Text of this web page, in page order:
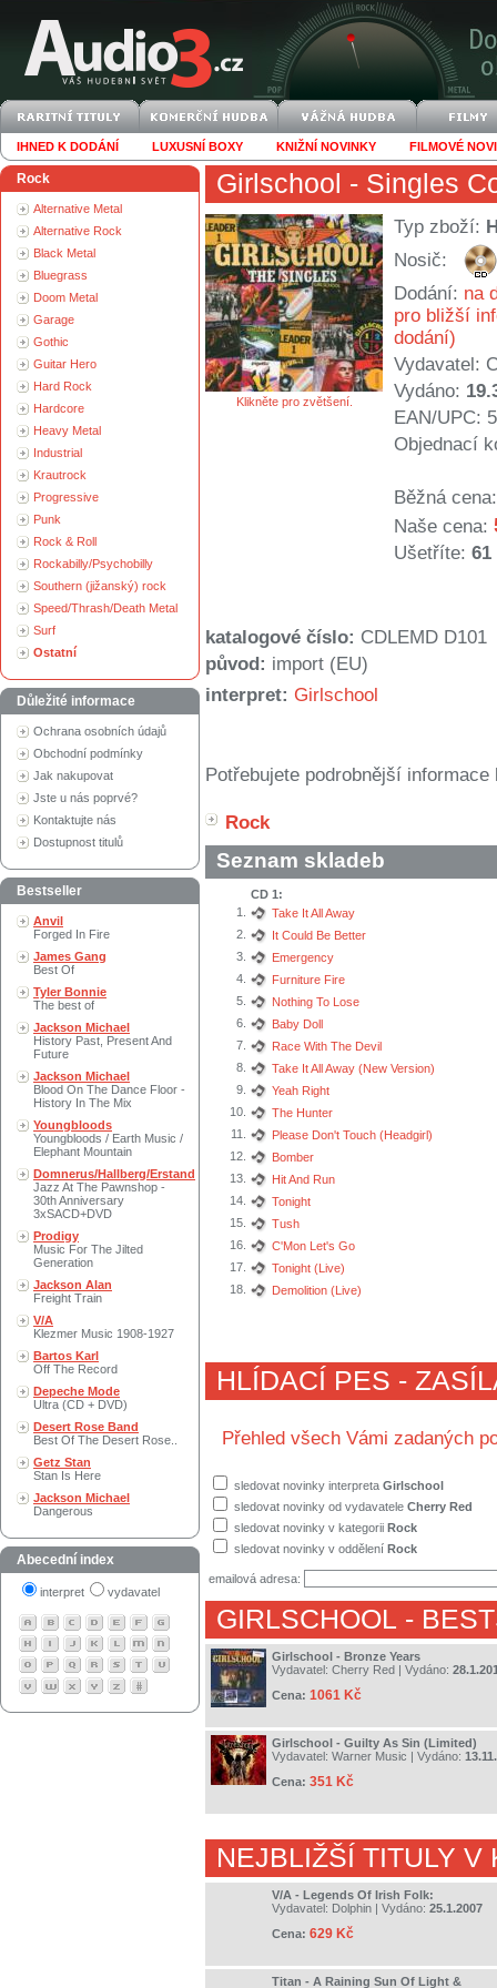
IHNED K DODÁNÍ LUXUSNÍ BOXY KNIŽNÍ NOVINKY FILMOVÉ
Rock
Alternative Metal
Alternative Rock
Black Metal
Bluegrass
Doom Metal
Garage
Gothic
Guitar Hero
Hard Rock
Hardcore
Heavy Metal
Industrial
Krautrock
Progressive
Punk
Rock & Roll
Rockabilly/Psychobilly
Southern (jižanský) rock
Speed/Thrash/Death Metal
Surf
Ostatní
Důležité informace
Ochrana osobních údajů
Obchodní podmínky
Jak nakupovat
Jste u nás poprvé?
Kontaktujte nás
Dostupnost titulů
Bestseller
Anvil
Forged In Fire
James Gang
Best Of
Tyler Bonnie
The best of
Jackson Michael
History Past, Present And
Future
Jackson Michael
Blood On The Dance Floor -
History In The Mix
Youngbloods
Youngbloods / Earth Music /
Elephant Mountain
Domnerus/Hallberg/Erstand
Jazz At The Pawnshop -
30th Anniversary
3xSACD+DVD
Prodigy
Music For The Jilted
Generation
Jackson Alan
Freight Train
V/A
Klezmer Music 1908-1927
Bartos Karl
Off The Record
Depeche Mode
Ultra (CD + DVD)
Desert Rose Band
Best Of The Desert Rose..
Getz Stan
Stan Is Here
Jackson Michael
Dangerous
Abecední index
interpret vydavatel
Girlschool - Singles
Klikněte pro zvětšení.
Typ zboží:
Nosič:
Dodání: na
pro bližší
dodání)
Vydavatel:
Vydáno:
EAN/UPC:
Objednací
Běžná cena:
Naše cena:
Ušetříte: 61
katalogové číslo: CDLEMD D101
původ: import (EU)
interpret: Girlschool
Potřebujete podrobnější
Rock
Seznam skladeb
CD 1:
1.
Take It All Away
2.
It Could Be Better
3.
Emergency
4.
Furniture Fire
5.
Nothing To Lose
6.
Baby Doll
7.
Race With The Devil
8.
Take It All Away (New Version)
9.
Yeah Right
10.
The Hunter
11.
Please Don't Touch (Headgirl)
12.
Bomber
13.
Hit And Run
14.
Tonight
15.
Tush
16.
C'Mon Let's Go
17.
Tonight (Live)
18.
Demolition (Live)
HLÍDACÍ PES -
Přehled všech Vámi zadaných
sledovat novinky interpreta Girlschool
sledovat novinky od vydavatele Cherry Red
sledovat novinky v kategorii Rock
sledovat novinky v oddělení Rock
emailová adresa:
GIRLSCHOOL -
Girlschool - Bronze Years
Vydavatel: Cherry Red | Vydáno:
Cena: 1061 Kč
Girlschool - Guilty As Sin (Limited)
Vydavatel: Warner Music | Vydáno:
Cena: 351 Kč
NEJBLIŽŠÍ TITULY V
V/A - Legends Of Irish Folk:
Vydavatel: Dolphin | Vydáno: 25.1.2007
Cena: 629 Kč
Titan - A Raining Sun Of Light &